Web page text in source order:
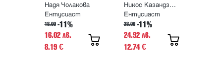
Надя Чолакова
Ентусиаст
18.00 -11%
16.02 лв.
8.19 €
Никос Казандзакис
Ентусиаст
28.00 -11%
24.92 лв.
12.74€